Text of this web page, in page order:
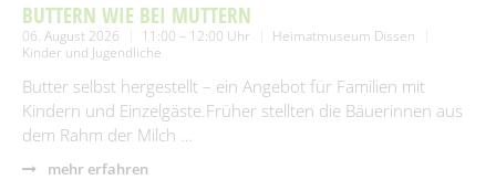
BUTTERN WIE BEI MUTTERN
06. August 2026 11:00 – 12:00 Uhr
Heimatmuseum Dissen
Kinder und Jugendliche
Butter selbst hergestellt – ein Angebot für Familien mit
Kindern und Einzelgäste.Früher stellten die Bäuerinnen aus
dem Rahm der Milch …
mehr erfahren